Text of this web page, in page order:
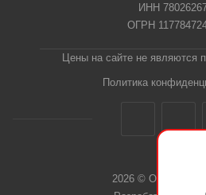
ИНН
ОГРН
Цены на сайте не являются
Политика
2026 © ООО "СПб